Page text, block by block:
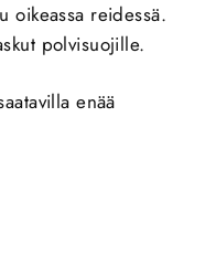
oikeassa reidessä.
polvisuojille.
enää